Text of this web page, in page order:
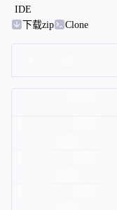
IDE
下载zip
Clone